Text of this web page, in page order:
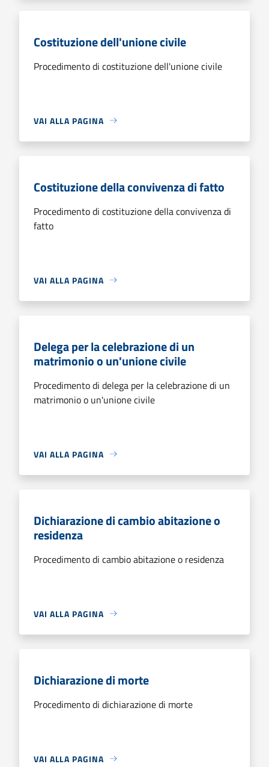
Costituzione dell'unione civile
Procedimento di costituzione dell'unione civile
VAI ALLA PAGINA
Costituzione della convivenza di fatto
Procedimento di costituzione della convivenza di
fatto
VAI ALLA PAGINA
Delega per la celebrazione di un
matrimonio o un'unione civile
Procedimento di delega per la celebrazione di un
matrimonio o un'unione civile
VAI ALLA PAGINA
Dichiarazione di cambio abitazione o
residenza
Procedimento di cambio abitazione o residenza
VAI ALLA PAGINA
Dichiarazione di morte
Procedimento di dichiarazione di morte
VAI ALLA PAGINA